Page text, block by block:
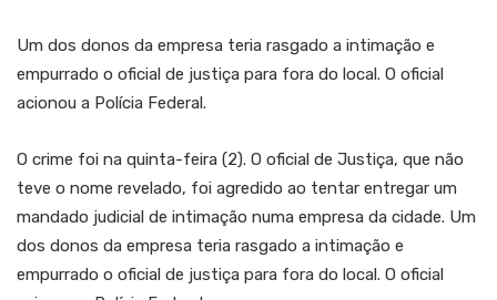
Um dos donos da empresa teria rasgado a intimação e
empurrado o oficial de justiça para fora do local. O oficial
acionou a Polícia Federal.
O crime foi na quinta-feira (2). O oficial de Justiça, que não
teve o nome revelado, foi agredido ao tentar entregar um
mandado judicial de intimação numa empresa da cidade. Um
dos donos da empresa teria rasgado a intimação e
empurrado o oficial de justiça para fora do local. O oficial